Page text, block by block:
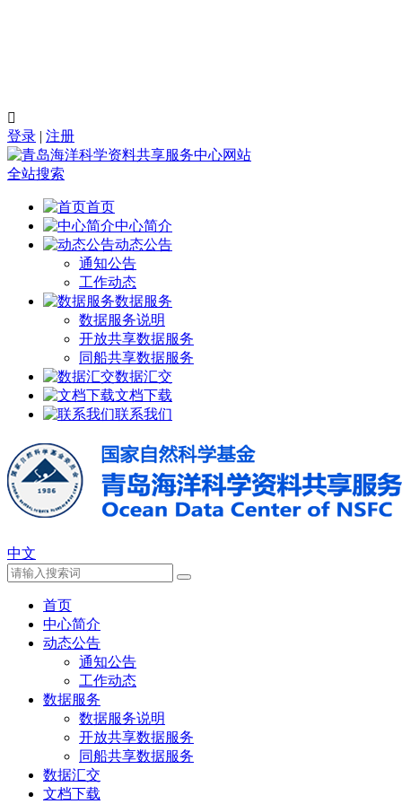

登录 | 注册
全站搜索
首页
中心简介
动态公告
通知公告
工作动态
数据服务
数据服务说明
开放共享数据服务
同船共享数据服务
数据汇交
文档下载
联系我们
中文
首页
中心简介
动态公告
通知公告
工作动态
数据服务
数据服务说明
开放共享数据服务
同船共享数据服务
数据汇交
文档下载